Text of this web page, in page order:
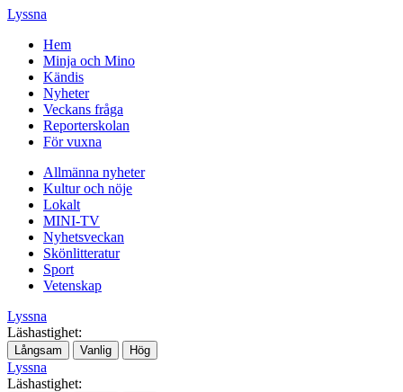
Lyssna
Hem
Minja och Mino
Kändis
Nyheter
Veckans fråga
Reporterskolan
För vuxna
Allmänna nyheter
Kultur och nöje
Lokalt
MINI-TV
Nyhetsveckan
Skönlitteratur
Sport
Vetenskap
Lyssna
Läshastighet:
Långsam Vanlig Hög
Lyssna
Läshastighet: